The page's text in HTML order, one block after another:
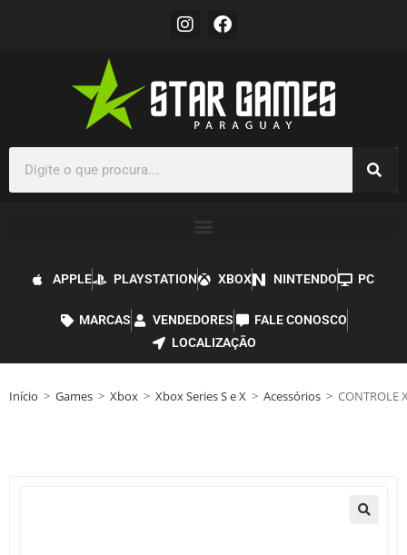
APPLE PLAYSTATION XBOX NINTENDO PC
MARCAS VENDEDORES
FALE CONOSCO
LOCALIZAÇÃO
Início > Games > Xbox > Xbox Series S e X > Acessórios > CONTROLE